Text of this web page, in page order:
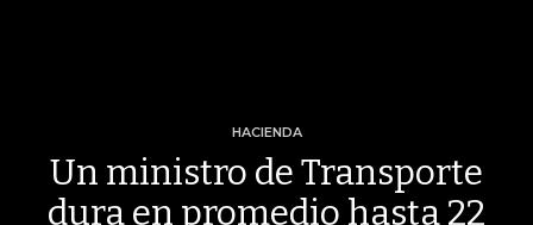
HACIENDA
Un ministro de Transporte
dura en promedio hasta 22